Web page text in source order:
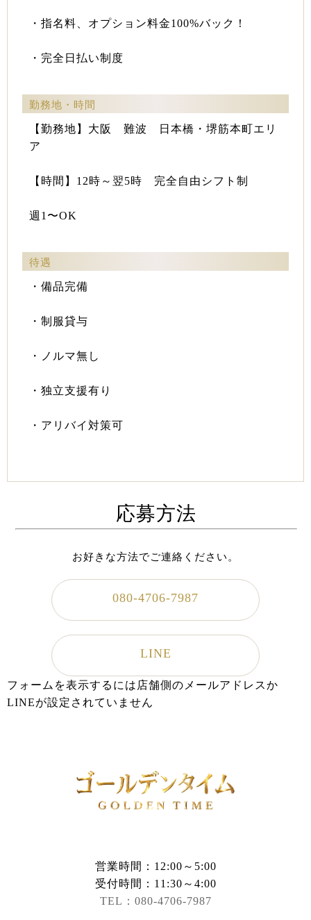
・指名料、オプション料金100%バック！
・完全日払い制度
勤務地・時間
【勤務地】大阪 難波 日本橋・堺筋本町エリ
ア
【時間】12時～翌5時 完全自由シフト制
週1〜OK
待遇
・備品完備
・制服貸与
・ノルマ無し
・独立支援有り
・アリバイ対策可
応募方法
お好きな方法でご連絡ください。
080-4706-7987
LINE
フォームを表示するには店舗側のメールアドレスか
LINEが設定されていません
営業時間：12:00～5:00
受付時間：11:30～4:00
TEL：080-4706-7987